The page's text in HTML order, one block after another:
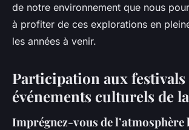
de notre environnement que nous
à profiter de ces explorations en
les années à venir.
Participation aux festivals
événements culturels de
Imprégnez-vous de l’atmosphère